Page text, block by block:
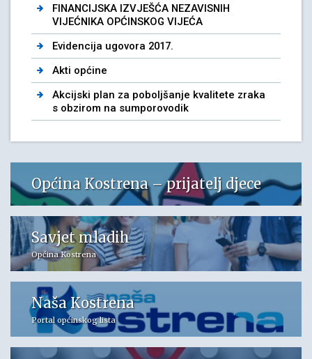
FINANCIJSKA IZVJEŠĆA NEZAVISNIH
VIJEĆNIKA OPĆINSKOG VIJEĆA
Evidencija ugovora 2017.
Akti općine
Akcijski plan za poboljšanje kvalitete zraka
s obzirom na sumporovodik
Općina Kostrena – prijatelj djece
Savjet mladih
Općina Kostrena
Naša Kostrena
Portal općinskog lista